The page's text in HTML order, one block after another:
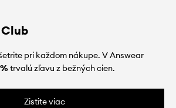
pri každom nákupe. V Answear
trvalú zľavu z bežných cien.
Zistite viac